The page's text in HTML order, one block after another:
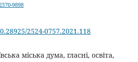
9898
2524-0757.2021.118
міська дума, гласні, освіта,